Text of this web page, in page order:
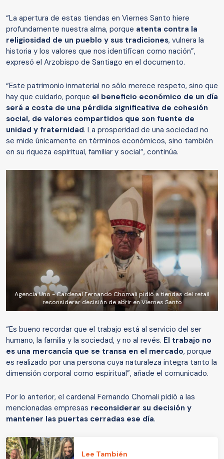
“La apertura de estas tiendas en Viernes Santo hiere
profundamente nuestra alma, porque atenta contra la
religiosidad de un pueblo y sus tradiciones, vulnera la
historia y los valores que nos identifican como nación”,
expresó el Arzobispo de Santiago en el documento.
“Este patrimonio inmaterial no sólo merece respeto, sino que
hay que cuidarlo, porque el beneficio económico de un día
será a costa de una pérdida significativa de cohesión
social, de valores compartidos que son fuente de
unidad y fraternidad. La prosperidad de una sociedad no
se mide únicamente en términos económicos, sino también
en su riqueza espiritual, familiar y social”, continúa.
Agencia Uno - Cardenal Fernando Chomali pidió a tiendas del retail
reconsiderar decisión de abrir en Viernes Santo
“Es bueno recordar que el trabajo está al servicio del ser
humano, la familia y la sociedad, y no al revés. El trabajo no
es una mercancía que se transa en el mercado, porque
es realizado por una persona cuya naturaleza integra tanto la
dimensión corporal como espiritual”, añade el comunicado.
Por lo anterior, el cardenal Fernando Chomali pidió a las
mencionadas empresas reconsiderar su decisión y
mantener las puertas cerradas ese día.
Lee También